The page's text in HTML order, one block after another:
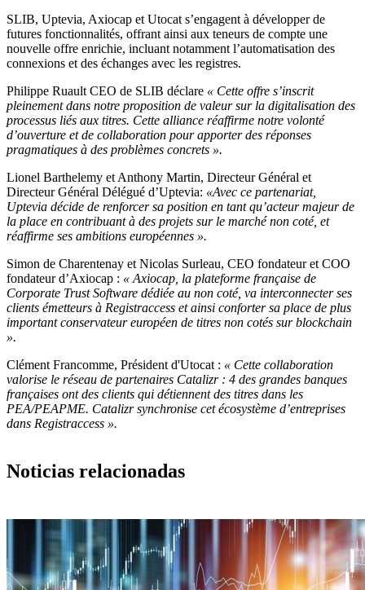
SLIB, Uptevia, Axiocap et Utocat s’engagent à développer de
futures fonctionnalités, offrant ainsi aux teneurs de compte une
nouvelle offre enrichie, incluant notamment l’automatisation des
connexions et des échanges avec les registres.
Philippe Ruault CEO de SLIB déclare « Cette offre s’inscrit
pleinement dans notre proposition de valeur sur la digitalisation des
processus liés aux titres. Cette alliance réaffirme notre volonté
d’ouverture et de collaboration pour apporter des réponses
pragmatiques à des problèmes concrets ».
Lionel Barthelemy et Anthony Martin, Directeur Général et
Directeur Général Délégué d’Uptevia: «Avec ce partenariat,
Uptevia décide de renforcer sa position en tant qu’acteur majeur de
la place en contribuant à des projets sur le marché non coté, et
réaffirme ses ambitions européennes ».
Simon de Charentenay et Nicolas Surleau, CEO fondateur et COO
fondateur d’Axiocap : « Axiocap, la plateforme française de
Corporate Trust Software dédiée au non coté, va interconnecter ses
clients émetteurs à Registraccess et ainsi conforter sa place de plus
important conservateur européen de titres non cotés sur blockchain
».
Clément Francomme, Président d'Utocat : « Cette collaboration
valorise le réseau de partenaires Catalizr : 4 des grandes banques
françaises ont des clients qui détiennent des titres dans les
PEA/PEAPME. Catalizr synchronise cet écosystème d’entreprises
dans Registraccess ».
Noticias relacionadas